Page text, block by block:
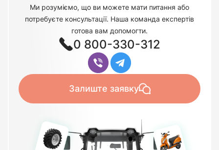
Ми розуміємо, що ви можете мати питання або
потребуєте консультації. Наша команда експертів
готова вам допомогти.
0 800-330-312
Залиште заявку